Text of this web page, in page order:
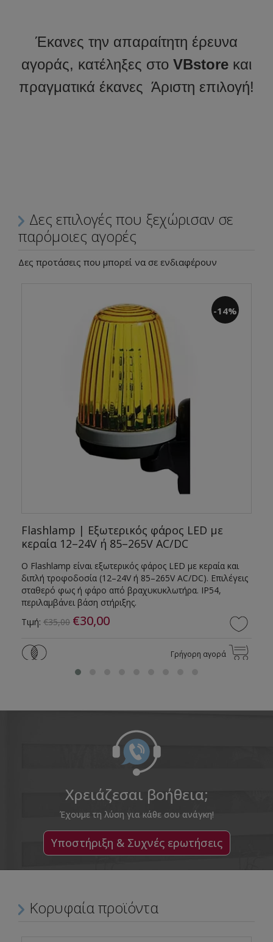
Έκανες την απαραίτητη έρευνα
αγοράς, κατέληξες στο VBstore και
πραγματικά έκανες Άριστη επιλογή!
Δες επιλογές που ξεχώρισαν σε
παρόμοιες αγορές
Δες προτάσεις που μπορεί να σε ενδιαφέρουν
-14%
Flashlamp | Εξωτερικός φάρος LED με
κεραία 12–24V ή 85–265V AC/DC
Ο Flashlamp είναι εξωτερικός φάρος LED με κεραία και
διπλή τροφοδοσία (12–24V ή 85–265V AC/DC). Επιλέγεις
σταθερό φως ή φάρο από βραχυκυκλωτήρα. IP54,
περιλαμβάνει βάση στήριξης.
Τιμή: €35,00 €30,00
Γρήγορη αγορά
Χρειάζεσαι βοήθεια;
Έχουμε τη λύση για κάθε σου ανάγκη!
Υποστήριξη & Συχνές ερωτήσεις
Κορυφαία προϊόντα